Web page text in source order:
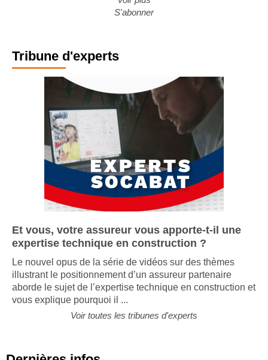
Voir plus
Tribune d'experts
Et vous, votre assureur vous apporte-t-il une
expertise technique en construction ?
Le nouvel opus de la série de vidéos sur des thèmes
illustrant le positionnement d’un assureur partenaire
aborde le sujet de l’expertise technique en construction et